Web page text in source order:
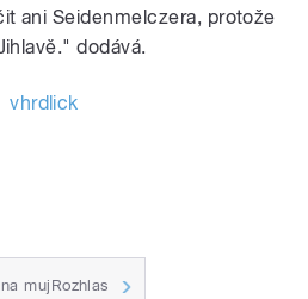
ani Seidenmelczera, protože
dodává.
vhrdlick
mujRozhlas